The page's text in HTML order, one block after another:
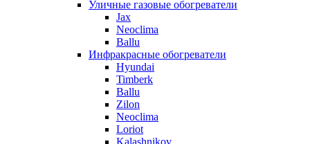
Уличные газовые обогреватели
Jax
Neoclima
Ballu
Инфракрасные обогреватели
Hyundai
Timberk
Ballu
Zilon
Neoclima
Loriot
Kalashnikov